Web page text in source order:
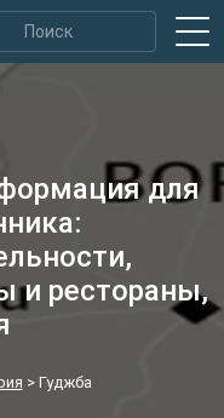
для
и рестораны,
> Гуджба